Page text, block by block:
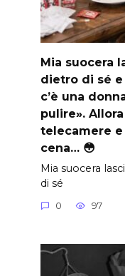
Mia suocera
dietro di sé e
c’è una
pulire».
telecamere
cena… 😳
Mia suocera
di sé
0 97